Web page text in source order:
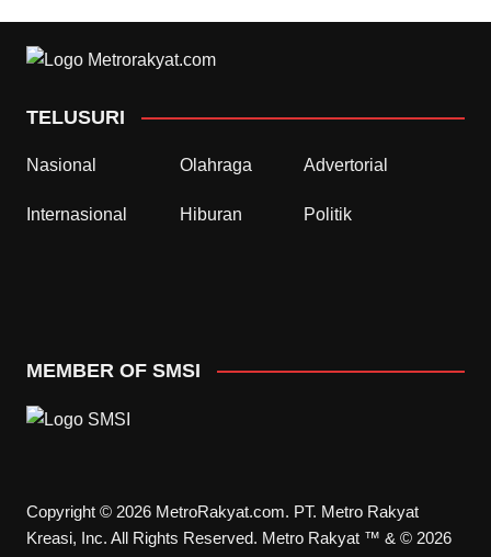
TELUSURI
Nasional Olahraga Advertorial
Internasional Hiburan Politik
MEMBER OF SMSI
Copyright © 2026 MetroRakyat.com. PT. Metro Rakyat
Kreasi, Inc. All Rights Reserved. Metro Rakyat ™ & © 2026